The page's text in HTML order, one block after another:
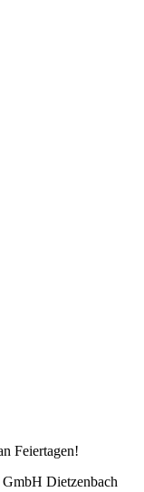
Feiertagen!
Dietzenbach